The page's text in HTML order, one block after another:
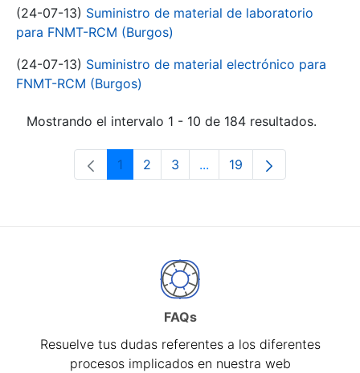
(24-07-13) Suministro de material de laboratorio
para FNMT-RCM (Burgos)
(24-07-13) Suministro de material electrónico para
FNMT-RCM (Burgos)
Mostrando el intervalo 1 - 10 de 184 resultados.
Página
1 Página
2 Página
3 ...Páginas intermedias Use
Página
19
FAQs
Resuelve tus dudas referentes a los diferentes
procesos implicados en nuestra web